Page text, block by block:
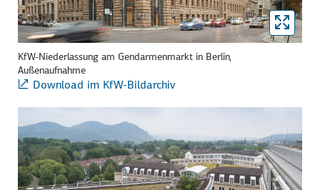
KfW-Niederlassung am Gendarmenmarkt in Berlin,
Außenaufnahme
Download im KfW-Bildarchiv